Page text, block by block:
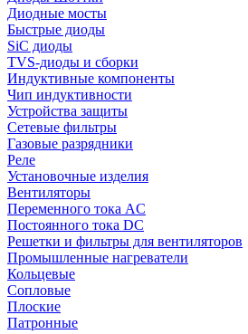
Диодные мосты
Быстрые диоды
SiC диоды
TVS-диоды и сборки
Индуктивные компоненты
Чип индуктивности
Устройства защиты
Сетевые фильтры
Газовые разрядники
Реле
Установочные изделия
Вентиляторы
Переменного тока AC
Постоянного тока DC
Решетки и фильтры для вентиляторов
Промышленные нагреватели
Кольцевые
Сопловые
Плоские
Патронные